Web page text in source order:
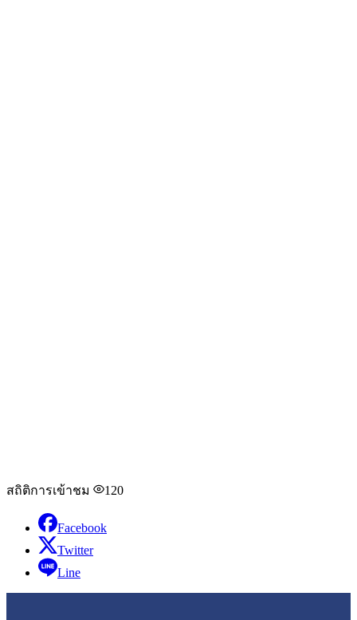
สถิติการเข้าชม 120
Facebook
Twitter
Line